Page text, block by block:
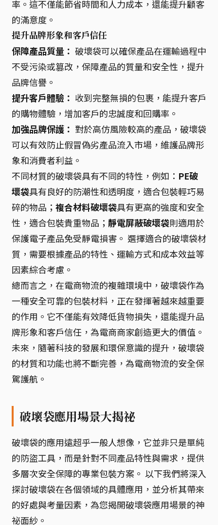
率。這不僅能節省時間和人力成本，還能提升顧客
的滿意度。
提升品牌形象和客戶信任
保障產品質量： 破壞袋可以確保產品在運輸過程中
不受污染或篡改，保障產品的質量和安全性，提升
品牌信譽。
提升客戶體驗： 收到完整無損的包裹，能提升客戶
的購物體驗，增加客戶的忠誠度和回購率。
加強品牌保護： 對於高仿風險較高的產品，破壞袋
可以有效防止假冒偽劣產品流入市場，維護品牌形
象和消費者利益。
不同材質的破壞袋具有不同的特性，例如： PE破
壞袋具有良好的防潮性和透明度，適合包裝輕巧易
碎的物品； 複合材料破壞袋具有更高的強度和安全
性，適合包裝貴重物品； 靜電屏蔽破壞袋則適用於
保護電子產品免受靜電損害。 選擇適合的破壞袋材
質，需要根據產品的特性、運輸方式和成本效益等
因素綜合考慮。
總而言之，在電商物流的複雜環境中，破壞袋作為
一種安全可靠的包裝材料，正在發揮著越來越重要
的作用。它不僅能有效降低貨物損失，還能提升品
牌形象和客戶信任，為電商商家創造更大的價值。
未來，隨著科技的發展和環保意識的提升，破壞袋
的材質和功能也將不斷完善，為電商物流的安全保
駕護航。
破壞袋應用場景大揭祕
破壞袋的應用遠超乎一般人想像，它並非只是單純
的防盜工具，而是針對不同產品特性與需求，提供
多層次安全保障的專業包裝方案。 以下我們將深入
探討破壞袋在各個領域的具體應用，並分析其帶來
的好處與考量因素，為您揭開破壞袋應用場景的神
祕面紗。